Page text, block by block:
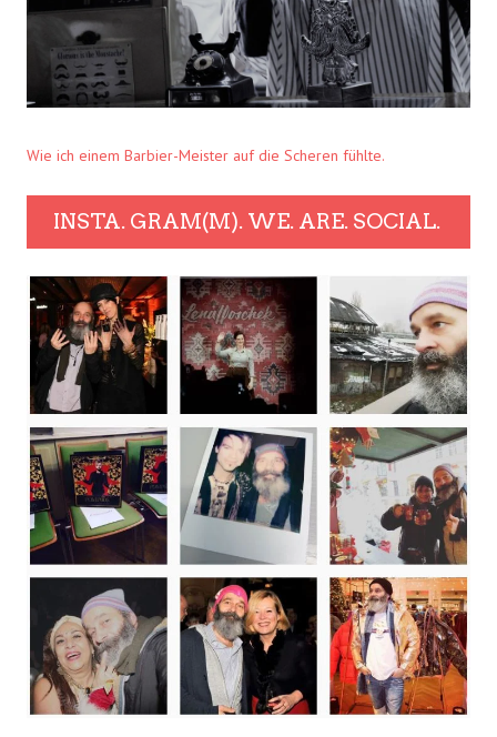
Wie ich einem Barbier-Meister auf die Scheren fühlte.
INSTA. GRAM(M). WE. ARE. SOCIAL.